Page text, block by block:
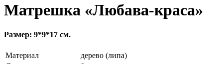
Матрешка «Любава-краса»
Размер: 9*9*17 см.
Материал
дерево (липа)